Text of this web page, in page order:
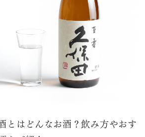
とはどんなお酒？飲み方やおす